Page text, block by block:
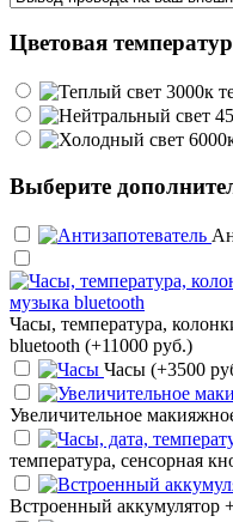
Цветовая
Выберите
Часы, температура,
bluetooth (+11000 руб.)
Часы (+3500
Увеличительное
температура, сенсорная
Встроенный аккумулятор